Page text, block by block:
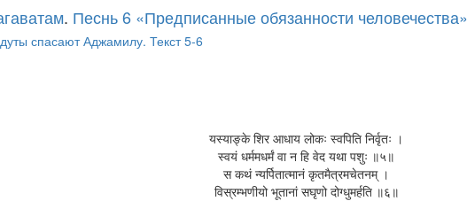
. Песнь 6 «Предписанные обязанности человечества»
спасают Аджамилу. Текст 5-6
यस्याङ्के शिर आधाय लोकः स्वपिति निर्वृतः ।
स्वयं धर्ममधर्मं वा न हि वेद यथा पशुः ॥५॥
स कथं न्यर्पितात्मानं कृतमैत्रमचेतनम् ।
विस्रम्भणीयो भूतानां सघृणो दोग्धुमर्हति ॥६॥